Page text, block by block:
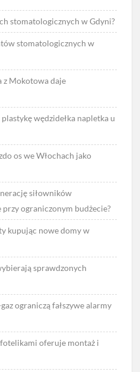
stomatologicznych w Gdyni?
stomatologicznych w
z Mokotowa daje
wędzidełka napletka u
os we Włochach jako
siłowników
ograniczonym budżecie?
kupując nowe domy w
sprawdzonych
ograniczą fałszywe alarmy
oferuje montaż i